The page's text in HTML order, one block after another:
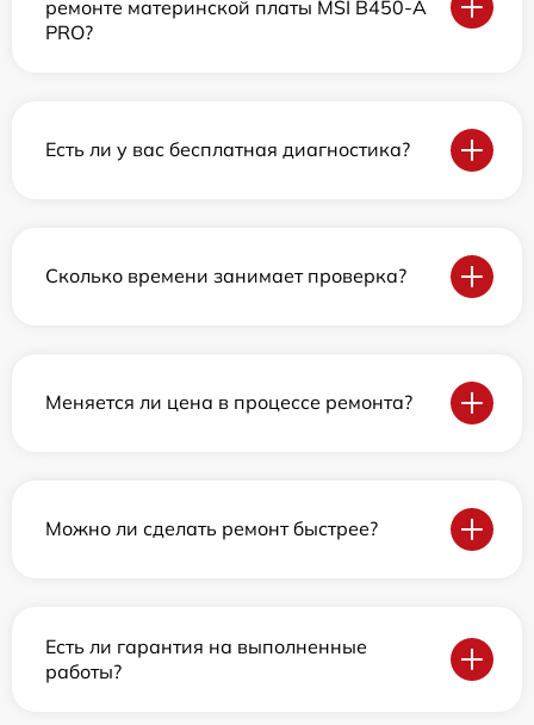
ремонте материнской платы MSI B450-A
PRO?
Есть ли у вас бесплатная диагностика?
Сколько времени занимает проверка?
Меняется ли цена в процессе ремонта?
Можно ли сделать ремонт быстрее?
Есть ли гарантия на выполненные
работы?